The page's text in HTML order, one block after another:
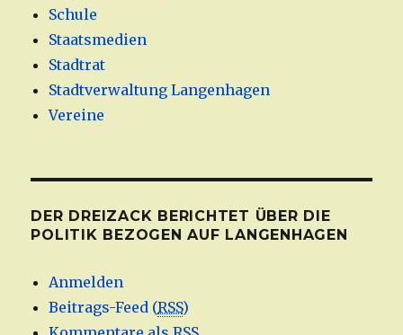
Schule
Staatsmedien
Stadtrat
Stadtverwaltung Langenhagen
Vereine
DER DREIZACK BERICHTET ÜBER DIE
POLITIK BEZOGEN AUF LANGENHAGEN
Anmelden
Beitrags-Feed (RSS)